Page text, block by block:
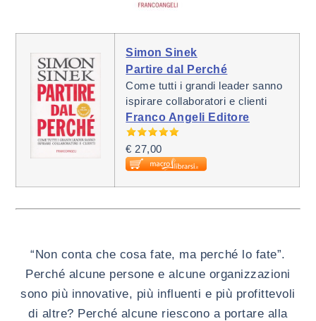
Simon Sinek
Partire dal Perché
Come tutti i grandi leader sanno
ispirare collaboratori e clienti
Franco Angeli Editore
€ 27,00
“Non conta che cosa fate, ma perché lo fate”.
Perché alcune persone e alcune organizzazioni
sono più innovative, più influenti e più profittevoli
di altre? Perché alcune riescono a portare alla